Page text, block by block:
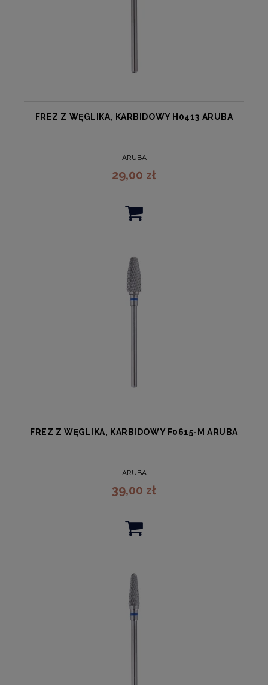
FREZ Z WĘGLIKA, KARBIDOWY H0413 ARUBA
ARUBA
29,00 zł
FREZ Z WĘGLIKA, KARBIDOWY F0615-M ARUBA
ARUBA
39,00 zł